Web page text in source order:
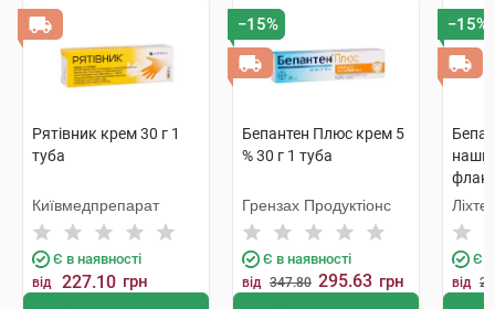
Рятівник крем 30 г 1
туба
Київмедпрепарат
Є в наявності
від 227.10 грн
−15%
Бепантен Плюс крем 5
% 30 г 1 туба
Грензах Продуктіонс
Є в наявності
від 347.80 295.63 грн
−15%
Є в
від